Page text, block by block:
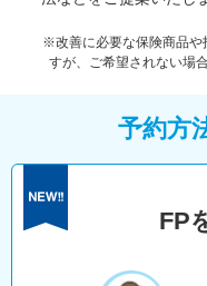
※改善に必要な保険商品や
すが、ご希望されない場
予約方
FP